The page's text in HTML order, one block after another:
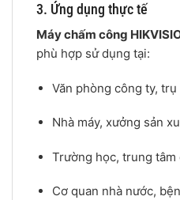
3. Ứng dụng thực tế
Máy chấm công
phù hợp sử dụng tại:
Văn phòng công ty,
Nhà máy, xưởng sản
Trường học, trung tâm
Cơ quan nhà nước,